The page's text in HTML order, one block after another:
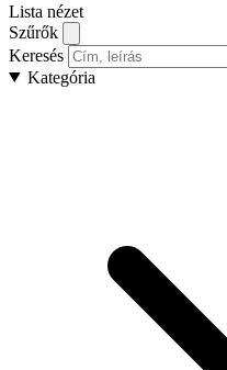
Lista nézet
Szűrők
Keresés
Kategória